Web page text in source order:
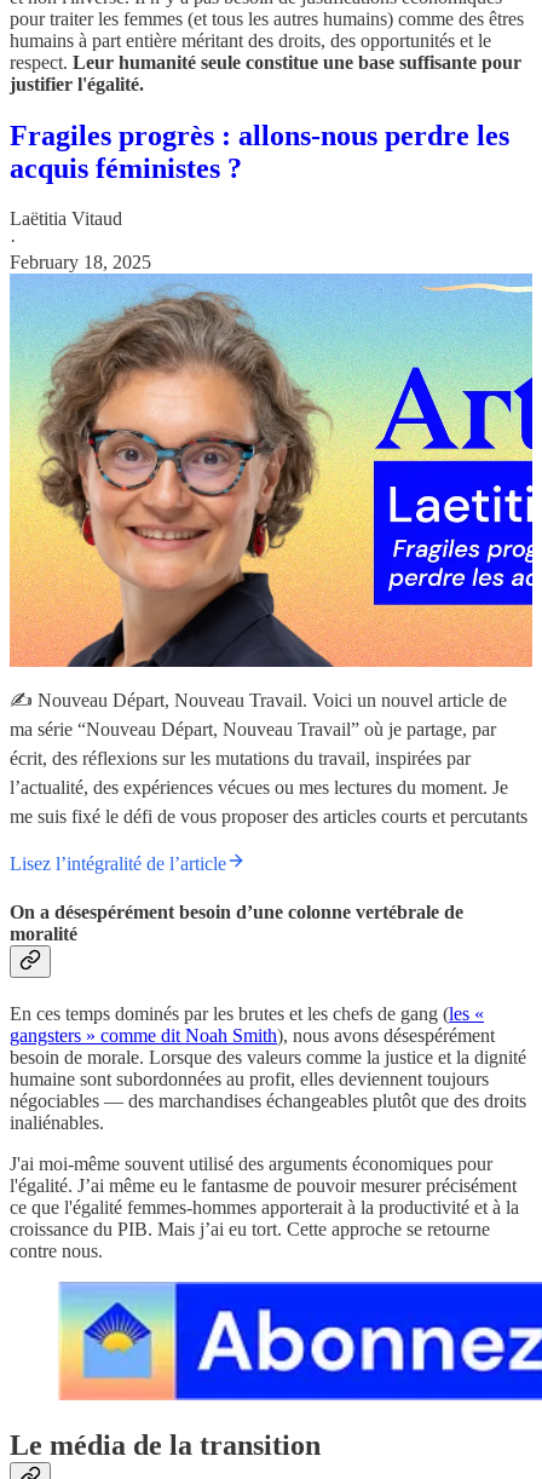
pour traiter les femmes (et tous les autres humains) comme des êtres
humains à part entière méritant des droits, des opportunités et le
respect. Leur humanité seule constitue une base suffisante pour
justifier l'égalité.
Fragiles progrès : allons-nous perdre les
acquis féministes ?
Laëtitia Vitaud
·
February 18, 2025
✍️ Nouveau Départ, Nouveau Travail. Voici un nouvel article de
ma série “Nouveau Départ, Nouveau Travail” où je partage, par
écrit, des réflexions sur les mutations du travail, inspirées par
l’actualité, des expériences vécues ou mes lectures du moment. Je
me suis fixé le défi de vous proposer des articles courts et percutants
Lisez l’intégralité de l’article
On a désespérément besoin d’une colonne vertébrale de
moralité
En ces temps dominés par les brutes et les chefs de gang (les «
gangsters » comme dit Noah Smith), nous avons désespérément
besoin de morale. Lorsque des valeurs comme la justice et la dignité
humaine sont subordonnées au profit, elles deviennent toujours
négociables — des marchandises échangeables plutôt que des droits
inaliénables.
J'ai moi-même souvent utilisé des arguments économiques pour
l'égalité. J’ai même eu le fantasme de pouvoir mesurer précisément
ce que l'égalité femmes-hommes apporterait à la productivité et à la
croissance du PIB. Mais j’ai eu tort. Cette approche se retourne
contre nous.
Le média de la transition